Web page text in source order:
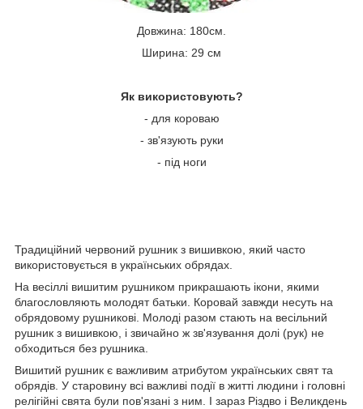
Довжина: 180см.
Ширина: 29 см
Як використовують?
- для короваю
- зв'язують руки
- під ноги
Традиційний червоний рушник з вишивкою, який часто
використовується в українських обрядах.
На весіллі вишитим рушником прикрашають ікони, якими
благословляють молодят батьки. Коровай завжди несуть на
обрядовому рушникові. Молоді разом стають на весільний
рушник з вишивкою, і звичайно ж зв'язування долі (рук) не
обходиться без рушника.
Вишитий рушник є важливим атрибутом українських свят та
обрядів. У старовину всі важливі події в житті людини і головні
релігійні свята були пов'язані з ним. І зараз Різдво і Великдень